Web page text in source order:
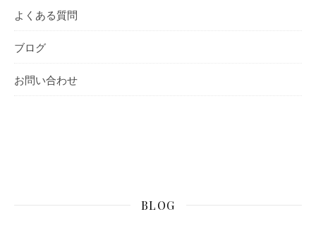
よくある質問
ブログ
お問い合わせ
BLOG